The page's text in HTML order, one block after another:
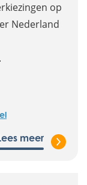
op
Nederland
meer